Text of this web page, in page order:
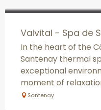
Valvital - Spa de
In the heart of the
Santenay thermal
exceptional
moment of
Santenay